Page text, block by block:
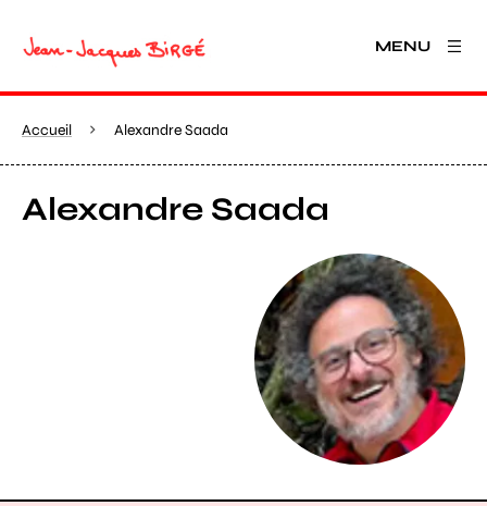
MENU
Accueil Alexandre Saada
Alexandre Saada
Agrandir